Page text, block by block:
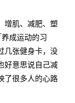
增肌、减肥、塑
成运动的习
几张健身卡，没
好意思说自己减
了很多人的心路